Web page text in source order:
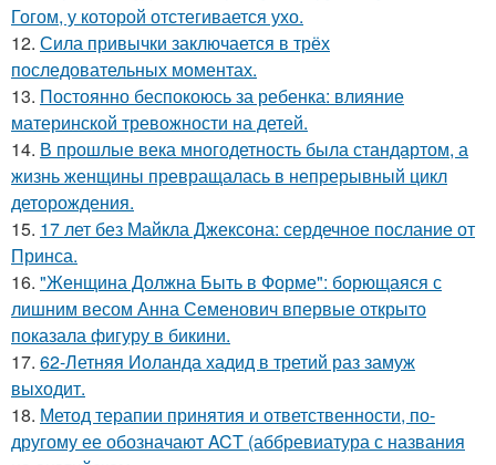
Гогом, у которой отстегивается ухо.
12. Сила привычки заключается в трёх
последовательных моментах.
13. Постоянно беспокоюсь за ребенка: влияние
материнской тревожности на детей.
14. В прошлые века многодетность была стандартом, а
жизнь женщины превращалась в непрерывный цикл
деторождения.
15. 17 лет без Майкла Джексона: сердечное послание от
Принса.
16. "Женщина Должна Быть в Форме": борющаяся с
лишним весом Анна Семенович впервые открыто
показала фигуру в бикини.
17. 62-Летняя Иоланда хадид в третий раз замуж
выходит.
18. Метод терапии принятия и ответственности, по-
другому ее обозначают ACT (аббревиатура с названия